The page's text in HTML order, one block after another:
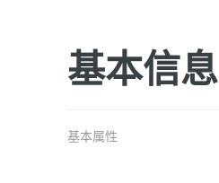
基本信息
基本属性